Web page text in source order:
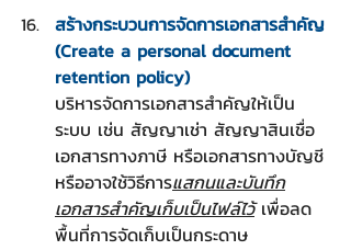
สร้างกระบวนการจัดการเอกสารสำคัญ
(Create a personal document
retention policy)
บริหารจัดการเอกสารสำคัญให้เป็น
ระบบ เช่น สัญญาเช่า สัญญาสินเชื่อ
เอกสารทางภาษี หรือเอกสารทางบัญชี
หรืออาจใช้วิธีการแสกนและบันทึก
เอกสารสำคัญเก็บเป็นไฟล์ไว้ เพื่อลด
พื้นที่การจัดเก็บเป็นกระดาษ